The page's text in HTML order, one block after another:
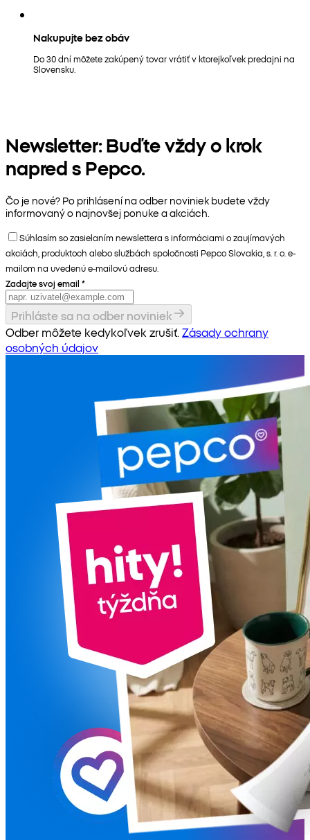
Nakupujte bez obáv
Do 30 dní môžete zakúpený tovar vrátiť v ktorejkoľvek predajni na
Slovensku.
Newsletter: Buďte vždy o krok
napred s Pepco.
Čo je nové? Po prihlásení na odber noviniek budete vždy
informovaný o najnovšej ponuke a akciách.
Súhlasím so zasielaním newslettera s informáciami o zaujímavých
akciách, produktoch alebo službách spoločnosti Pepco Slovakia, s. r. o. e-
mailom na uvedenú e-mailovú adresu.
Zadajte svoj email *
Prihláste sa na odber noviniek
Odber môžete kedykoľvek zrušiť. Zásady ochrany
osobných údajov